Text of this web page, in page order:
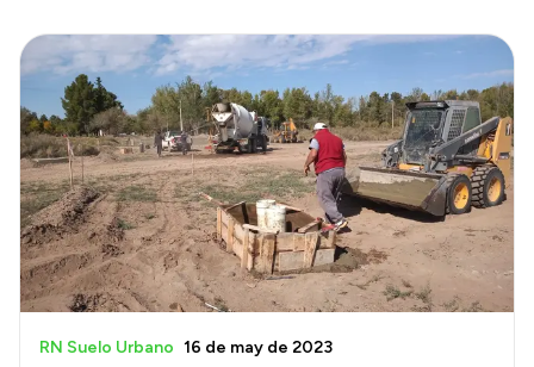
RN Suelo Urbano 16 de may de 2023